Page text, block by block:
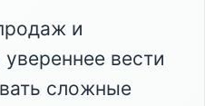
и
вести
сложные